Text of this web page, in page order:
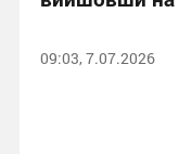
09:03, 7.07.2026